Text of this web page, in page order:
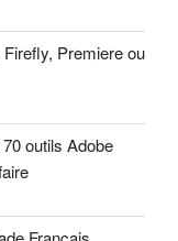
Premiere ou
outils Adobe